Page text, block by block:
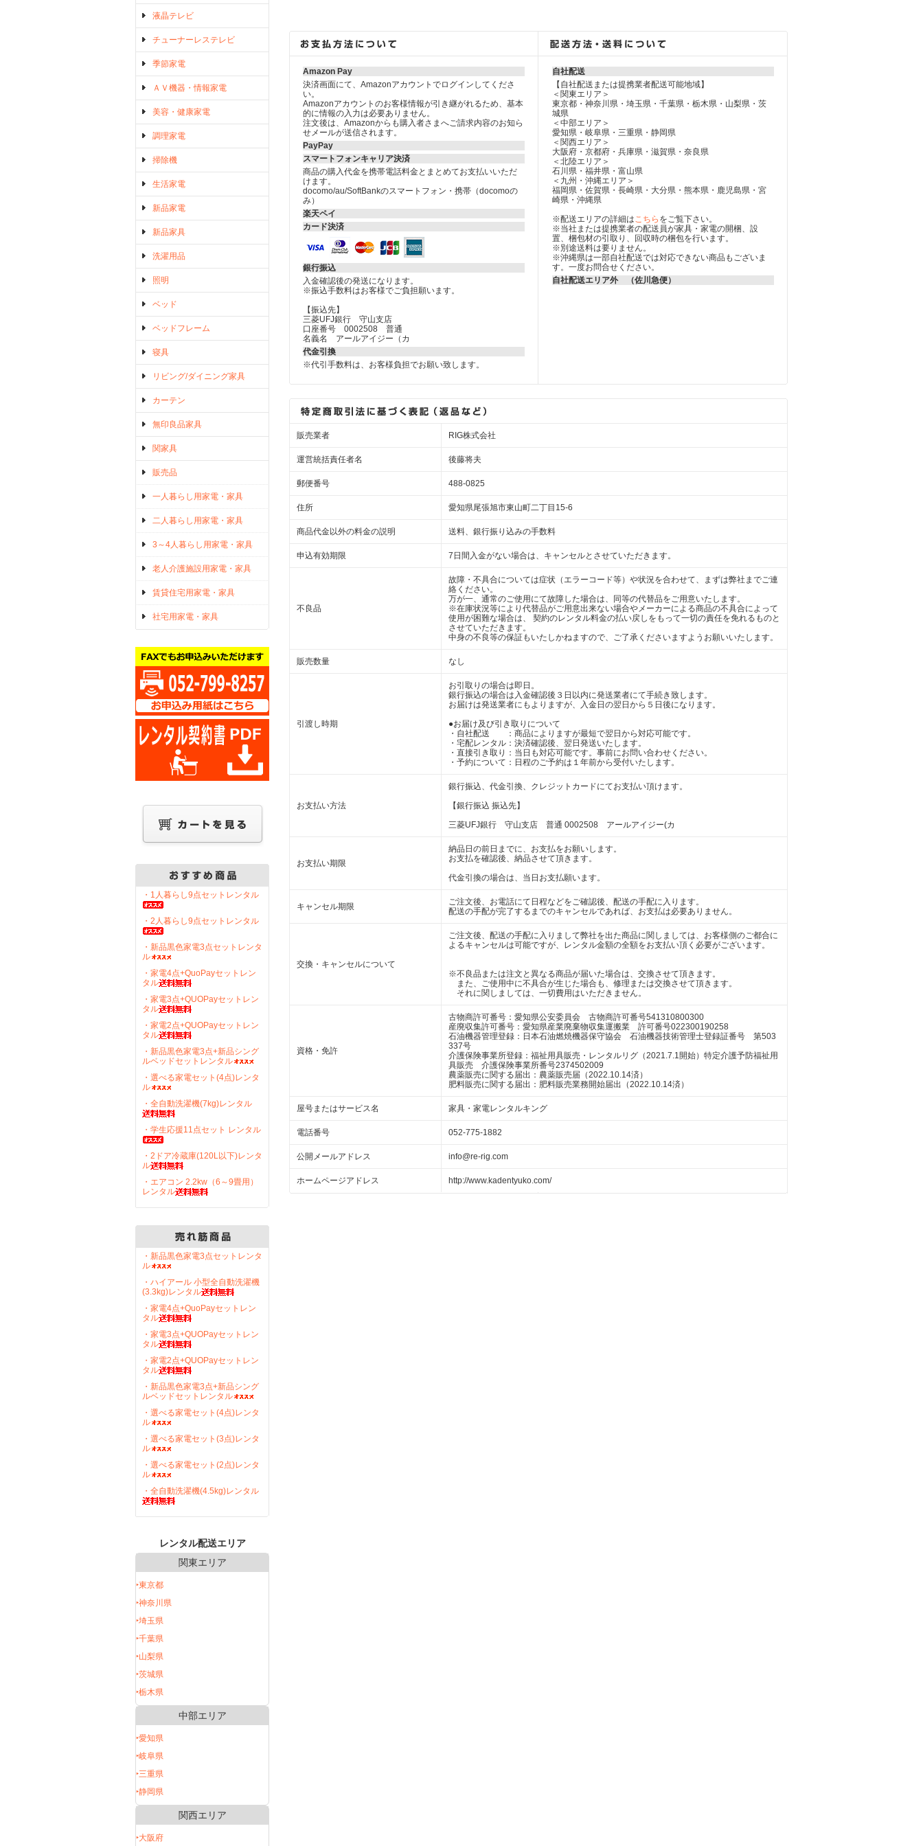
液晶テレビ
チューナーレステレビ
季節家電
ＡＶ機器・情報家電
美容・健康家電
調理家電
掃除機
生活家電
新品家電
新品家具
洗濯用品
照明
ベッド
ベッドフレーム
寝具
リビング/ダイニング家具
カーテン
無印良品家具
関家具
販売品
一人暮らし用家電・家具
二人暮らし用家電・家具
3～4人暮らし用家電・家具
老人介護施設用家電・家具
賃貸住宅用家電・家具
社宅用家電・家具
・1人暮らし9点セットレンタル
・2人暮らし9点セットレンタル
・新品黒色家電3点セットレンタ
ル
・家電4点+QuoPayセットレン
タル
・家電3点+QUOPayセットレン
タル
・家電2点+QUOPayセットレン
タル
・新品黒色家電3点+新品シング
ルベッドセットレンタル
・選べる家電セット(4点)レンタ
ル
・全自動洗濯機(7kg)レンタル
・学生応援11点セット レンタル
・2ドア冷蔵庫(120L以下)レンタ
ル
・エアコン 2.2kw（6～9畳用）
レンタル
・新品黒色家電3点セットレンタ
ル
・ハイアール 小型全自動洗濯機
(3.3kg)レンタル
・家電4点+QuoPayセットレン
タル
・家電3点+QUOPayセットレン
タル
・家電2点+QUOPayセットレン
タル
・新品黒色家電3点+新品シング
ルベッドセットレンタル
・選べる家電セット(4点)レンタ
ル
・選べる家電セット(3点)レンタ
ル
・選べる家電セット(2点)レンタ
ル
・全自動洗濯機(4.5kg)レンタル
レンタル配送エリア
関東エリア
‣東京都
‣神奈川県
‣埼玉県
‣千葉県
‣山梨県
‣茨城県
‣栃木県
中部エリア
‣愛知県
‣岐阜県
‣三重県
‣静岡県
関西エリア
‣大阪府
Amazon Pay
決済画面にて、Amazonアカウントでログインしてくださ
い。
Amazonアカウントのお客様情報が引き継がれるため、基本
的に情報の入力は必要ありません。
注文後は、Amazonからも購入者さまへご請求内容のお知ら
せメールが送信されます。
PayPay
スマートフォンキャリア決済
商品の購入代金を携帯電話料金とまとめてお支払いいただ
けます。
docomo/au/SoftBankのスマートフォン・携帯（docomoの
み）
楽天ペイ
カード決済
銀行振込
入金確認後の発送になります。
※振込手数料はお客様でご負担願います。
【振込先】
三菱UFJ銀行 守山支店
口座番号 0002508 普通
名義名 アールアイジー（カ
代金引換
※代引手数料は、お客様負担でお願い致します。
自社配送
【自社配送または提携業者配送可能地域】
＜関東エリア＞
東京都・神奈川県・埼玉県・千葉県・栃木県・山梨県・茨
城県
＜中部エリア＞
愛知県・岐阜県・三重県・静岡県
＜関西エリア＞
大阪府・京都府・兵庫県・滋賀県・奈良県
＜北陸エリア＞
石川県・福井県・富山県
＜九州・沖縄エリア＞
福岡県・佐賀県・長崎県・大分県・熊本県・鹿児島県・宮
崎県・沖縄県
※配送エリアの詳細はこちら をご覧下さい。
※当社または提携業者の配送員が家具・家電の開梱、設
置、梱包材の引取り、回収時の梱包を行います。
※別途送料は要りません。
※沖縄県は一部自社配送では対応できない商品もございま
す。一度お問合せください。
自社配送エリア外 （佐川急便）
販売業者 RIG株式会社
運営統括責任者名 後藤将夫
郵便番号 488-0825
住所 愛知県尾張旭市東山町二丁目15-6
商品代金以外の料金の説明 送料、銀行振り込みの手数料
申込有効期限 7日間入金がない場合は、キャンセルとさせていただきます。
不良品
故障・不具合については症状（エラーコード等）や状況を合わせて、まずは弊社までご連
絡ください。
万が一、通常のご使用にて故障した場合は、同等の代替品をご用意いたします。
※在庫状況等により代替品がご用意出来ない場合やメーカーによる商品の不具合によって
使用が困難な場合は、 契約のレンタル料金の払い戻しをもって一切の責任を免れるものと
させていただきます。
中身の不良等の保証もいたしかねますので、ご了承くださいますようお願いいたします。
販売数量 なし
引渡し時期
お引取りの場合は即日。
銀行振込の場合は入金確認後３日以内に発送業者にて手続き致します。
お届けは発送業者にもよりますが、入金日の翌日から５日後になります。
●お届け及び引き取りについて
・自社配送 ：商品によりますが最短で翌日から対応可能です。
・宅配レンタル：決済確認後、翌日発送いたします。
・直接引き取り：当日も対応可能です。事前にお問い合わせください。
・予約について：日程のご予約は１年前から受付いたします。
お支払い方法
銀行振込、代金引換、クレジットカードにてお支払い頂けます。
【銀行振込 振込先】
三菱UFJ銀行 守山支店 普通 0002508 アールアイジー(カ
お支払い期限
納品日の前日までに、お支払をお願いします。
お支払を確認後、納品させて頂きます。
代金引換の場合は、当日お支払願います。
キャンセル期限
ご注文後、お電話にて日程などをご確認後、配送の手配に入ります。
配送の手配が完了するまでのキャンセルであれば、お支払は必要ありません。
交換・キャンセルについて
ご注文後、配送の手配に入りまして弊社を出た商品に関しましては、お客様側のご都合に
よるキャンセルは可能ですが、レンタル金額の全額をお支払い頂く必要がございます。
※不良品または注文と異なる商品が届いた場合は、交換させて頂きます。
また、ご使用中に不具合が生じた場合も、修理または交換させて頂きます。
それに関しましては、一切費用はいただきません。
資格・免許
古物商許可番号：愛知県公安委員会 古物商許可番号541310800300
産廃収集許可番号：愛知県産業廃棄物収集運搬業 許可番号022300190258
石油機器管理登録：日本石油燃焼機器保守協会 石油機器技術管理士登録証番号 第503
337号
介護保険事業所登録：福祉用具販売・レンタルリグ（2021.7.1開始）特定介護予防福祉用
具販売 介護保険事業所番号2374502009
農薬販売に関する届出：農薬販売届（2022.10.14済）
肥料販売に関する届出：肥料販売業務開始届出（2022.10.14済）
屋号またはサービス名 家具・家電レンタルキング
電話番号 052-775-1882
公開メールアドレス info@re-rig.com
ホームページアドレス http://www.kadentyuko.com/